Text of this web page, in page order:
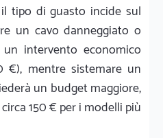
tipo di guasto incide sul
un cavo danneggiato o
intervento economico
mentre sistemare un
un budget maggiore,
150 € per i modelli più